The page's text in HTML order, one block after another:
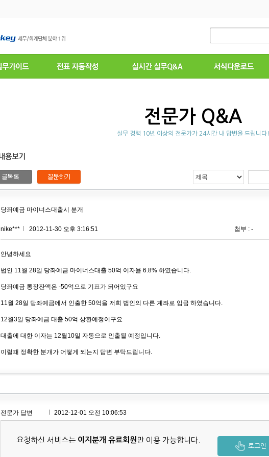
전문가 Q&A
실무 경력 10년 이상의 전문가가 24시간 내 답변을 드립니다!
당좌예금 마이너스대출시 분개
nike*** 2012-11-30 오후 3:16:51 첨부 : -
안녕하세요
법인 11월 28일 당좌예금 마이너스대출 50억 이자율 6.8% 하였습니다.
당좌예금 통장잔액은 -50억으로 기표가 되어있구요
11월 28일 당좌예금에서 인출한 50억을 저희 법인의 다른 계좌로 입금 하였습니다.
12월3일 당좌예금 대출 50억 상환예정이구요
대출에 대한 이자는 12월10일 자동으로 인출될 예정입니다.
이럴때 정확한 분개가 어떻게 되는지 답변 부탁드립니다.
전문가 답변 2012-12-01 오전 10:06:53
요청하신 서비스는 이지분개 유료회원 만 이용 가능합니다.
로그인